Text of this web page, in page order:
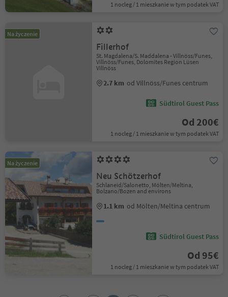
1 nocleg / 1 mieszkanie w tym podatek VAT
Na życzenie
Fillerhof
St. Magdalena/S. Maddalena - Villnöss/Funes,
Villnöss/Funes, Dolomites Region Lüsen
Villnöss
2.7 km od Villnöss/Funes centrum
Südtirol Guest Pass
Od 200€
1 nocleg / 1 mieszkanie w tym podatek VAT
Na życzenie
Neu Schötzerhof
Schlaneid/Salonetto, Mölten/Meltina,
Bolzano/Bozen and environs
1.1 km od Mölten/Meltina centrum
Südtirol Guest Pass
Od 95€
1 nocleg / 1 mieszkanie w tym podatek VAT